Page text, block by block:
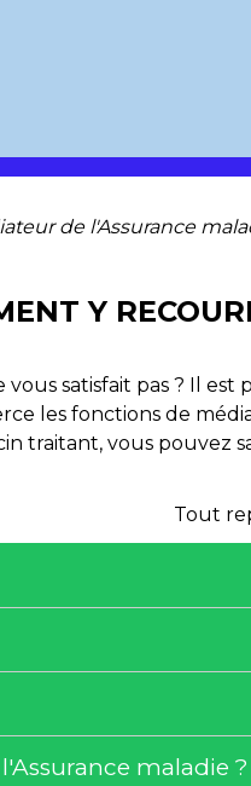
de l'Assurance
Y
satisfait pas ? Il est
les fonctions de
traitant, vous pouvez
Tout
maladie ?